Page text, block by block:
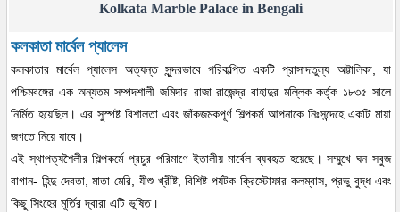
Kolkata Marble Palace in Bengali
কলকাতা মার্বেল প্যালেস
কলকাতার মার্বেল প্যালেস অত্যন্ত সুন্দরভাবে পরিকল্পিত একটি প্রাসাদতুল্য অট্টালিকা, যা
পশ্চিমবঙ্গের এক অন্যতম সম্পদশালী জমিদার রাজা রাজেন্দ্র বাহাদুর মল্লিক কর্তৃক ১৮৩৫ সালে
নির্মিত হয়েছিল। এর সুস্পষ্ট বিশালতা এবং জাঁকজমকপূর্ণ শিল্পকর্ম আপনাকে নিঃসন্দেহে একটি মায়া
জগতে নিয়ে যাবে।
এই স্থাপত্যশৈলীর শিল্পকর্মে প্রচুর পরিমাণে ইতালীয় মার্বেল ব্যবহৃত হয়েছে। সম্মুখে ঘন সবুজ
বাগান- হিন্দু দেবতা, মাতা মেরি, যীশু খ্রীষ্ট, বিশিষ্ট পর্যটক ক্রিস্টোফার কলম্বাস, প্রভু বুদ্ধ এবং
কিছু সিংহের মূর্তির দ্বারা এটি ভূষিত।